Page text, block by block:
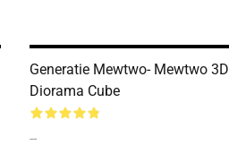
Generatie Mewtwo- Mewtwo 3D
Diorama Cube
--